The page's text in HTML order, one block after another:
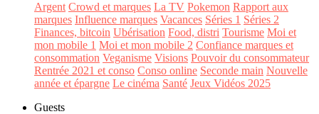
Argent Crowd et marques La TV Pokemon Rapport aux
marques Influence marques Vacances Séries 1 Séries 2
Finances, bitcoin Ubérisation Food, distri Tourisme Moi et
mon mobile 1 Moi et mon mobile 2 Confiance marques et
consommation Veganisme Visions Pouvoir du consommateur
Rentrée 2021 et conso Conso online Seconde main Nouvelle
année et épargne Le cinéma Santé Jeux Vidéos 2025
Guests